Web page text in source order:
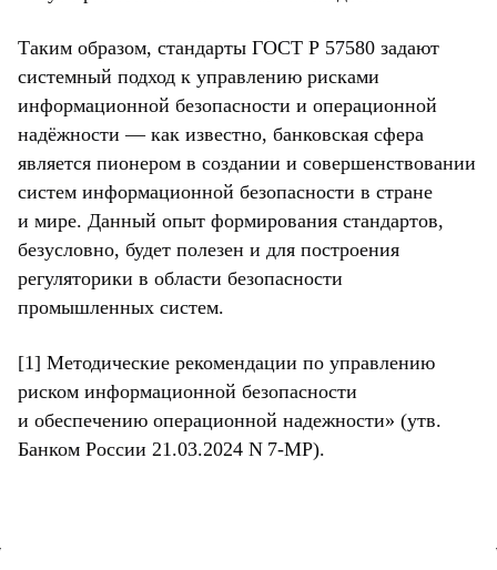
Таким образом, стандарты ГОСТ Р 57580 задают
системный подход к управлению рисками
информационной безопасности и операционной
надёжности — как известно, банковская сфера
является пионером в создании и совершенствовании
систем информационной безопасности в стране
и мире. Данный опыт формирования стандартов,
безусловно, будет полезен и для построения
регуляторики в области безопасности
промышленных систем.
[1] Методические рекомендации по управлению
риском информационной безопасности
и обеспечению операционной надежности» (утв.
Банком России 21.03.2024 N 7-МР).